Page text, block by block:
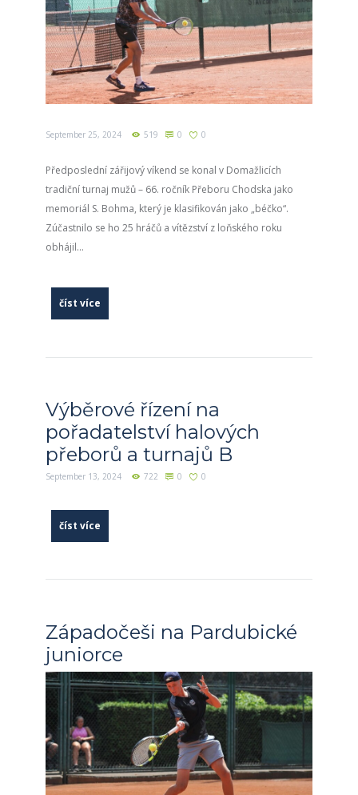
September 25, 2024 519 0 0
Předposlední zářijový víkend se konal v Domažlicích
tradiční turnaj mužů – 66. ročník Přeboru Chodska jako
memoriál S. Bohma, který je klasifikován jako „béčko“.
Zúčastnilo se ho 25 hráčů a vítězství z loňského roku
obhájil...
číst více
Výběrové řízení na
pořadatelství halových
přeborů a turnajů B
September 13, 2024 722 0 0
číst více
Západočeši na Pardubické
juniorce